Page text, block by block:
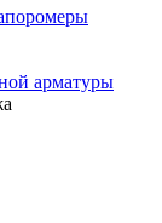
арматуры